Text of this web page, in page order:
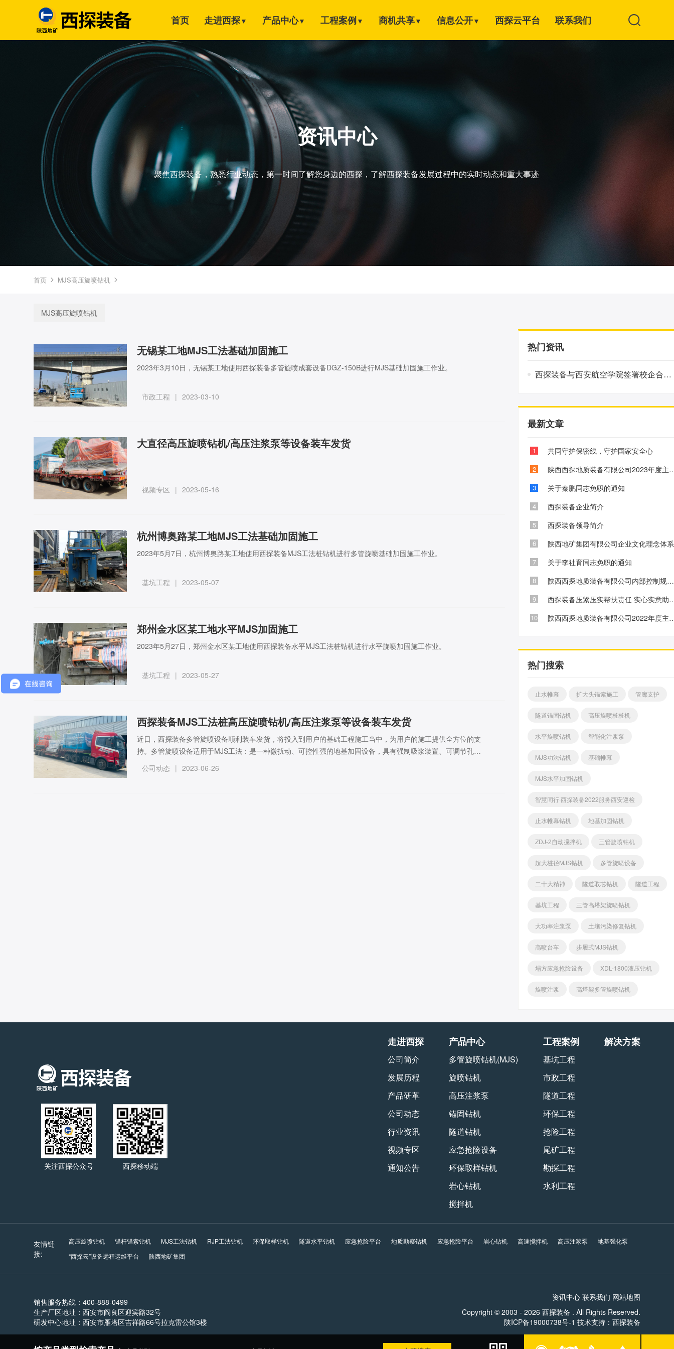
首页 走进西探▼ 产品中心▼ 工程案例▼ 商机共享▼ 信息公开▼ 西探云平台 联系我们
资讯中心
聚焦西探装备，熟悉行业动态，第一时间了解您身边的西探，了解西探装备发展过程中的实时动态和重大事迹
首页  MJS高压旋喷钻机 
MJS高压旋喷钻机
无锡某工地MJS工法基础加固施工
2023年3月10日，无锡某工地使用西探装备多管旋喷成套设备DGZ-150B进行MJS基础加固施工作业。
市政工程 | 2023-03-10
大直径高压旋喷钻机/高压注浆泵等设备装车发货
视频专区 | 2023-05-16
杭州博奥路某工地MJS工法基础加固施工
2023年5月7日，杭州博奥路某工地使用西探装备MJS工法桩钻机进行多管旋喷基础加固施工作业。
基坑工程 | 2023-05-07
郑州金水区某工地水平MJS加固施工
2023年5月27日，郑州金水区某工地使用西探装备水平MJS工法桩钻机进行水平旋喷加固施工作业。
基坑工程 | 2023-05-27
西探装备MJS工法桩高压旋喷钻机/高压注浆泵等设备装车发货
近日，西探装备多管旋喷设备顺利装车发货，将投入到用户的基础工程施工当中，为用户的施工提供全方位的支
持。多管旋喷设备适用于MJS工法：是一种微扰动、可控性强的地基加固设备，具有强制吸浆装置、可调节孔内
压力、成桩直径大等特点，广泛应用于地下空间加固等领域。
公司动态 | 2023-06-26
热门资讯
西探装备与西安航空学院签署校企合作协议
最新文章
1 共同守护保密线，守护国家安全心
2 陕西西探地质装备有限公
3 关于秦鹏同志免职的通知
4 西探装备企业简介
5 西探装备领导简介
6 陕西地矿集团有限公司企业文化理念体系
7 关于李社育同志免职的通知
8 陕西西探地质装备有限公司内部控制规范化建设工作初见成效
9 西探装备压紧压实帮
10 陕西西探地质装备有限公
热门搜索
止水帷幕 扩大头锚索施工 管廊支护
隧道锚固钻机 高压旋喷桩桩机
水平旋喷钻机 智能化注浆泵
MJS功法钻机 基础帷幕
MJS水平加固钻机
智慧同行·西探装备2022服务西安巡检
止水帷幕钻机 地基加固钻机
ZDJ-2自动搅拌机 三管旋喷钻机
超大桩径MJS钻机 多管旋喷设备
二十大精神 隧道取芯钻机 隧道工程
基坑工程 三管高塔架旋喷钻机
大功率注浆泵 土壤污染修复钻机
高喷台车 步履式MJS钻机
塌方应急抢险设备 XDL-1800液压钻机
旋喷注浆 高塔架多管旋喷钻机
关注西探公众号 西探移动端
走进西探
公司简介
发展历程
产品研革
公司动态
行业资讯
视频专区
通知公告
产品中心
多管旋喷钻机(MJS)
旋喷钻机
高压注浆泵
锚固钻机
隧道钻机
应急抢险设备
环保取样钻机
岩心钻机
搅拌机
工程案例
基坑工程
市政工程
隧道工程
环保工程
抢险工程
尾矿工程
勘探工程
水利工程
解决方案
友情链
接:
高压旋喷钻机 锚杆锚索钻机 MJS工法钻机 RJP工法钻机 环保取样钻机 隧道水平钻机 应急抢险平台 地质勘察钻机 应急抢险平台 岩心钻机 高速搅拌机 高压注浆泵
地基强化泵
“西探云”设备远程运维平台
陕西地矿集团
销售服务热线：400-888-0499
生产厂区地址：西安市阎良区迎宾路32号
研发中心地址：西安市雁塔区吉祥路66号拉克雷公馆3楼
资讯中心 联系我们 网站地图
Copyright © 2003 - 2026 西探装备 . All Rights Reserved.
陕ICP备19000738号-1 技术支持： 西探装备